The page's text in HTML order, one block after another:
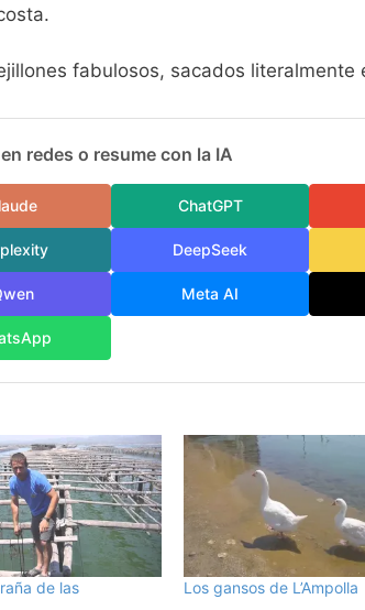
fabulosos, sacados
redes o resume con la IA
ChatGPT
DeepSeek
Meta AI
de las
Los gansos de L’Ampolla